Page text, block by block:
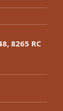
8265 RC